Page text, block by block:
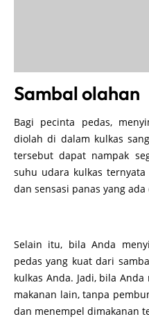
Sambal olahan
Bagi pecinta pedas,
diolah di dalam kulkas
tersebut dapat nampak
suhu udara kulkas
dan sensasi panas yang
Selain itu, bila Anda
pedas yang kuat dari
kulkas Anda. Jadi, bila
makanan lain, tanpa
dan menempel dimakanan